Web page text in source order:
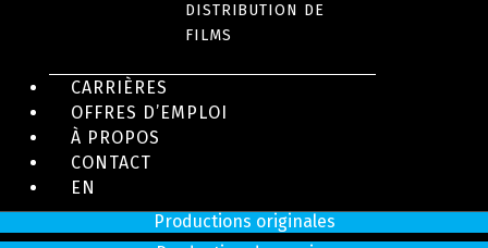
DISTRIBUTION DE
FILMS
CARRIÈRES
OFFRES D’EMPLOI
À PROPOS
CONTACT
EN
Magazines
Réalité
Productions originales